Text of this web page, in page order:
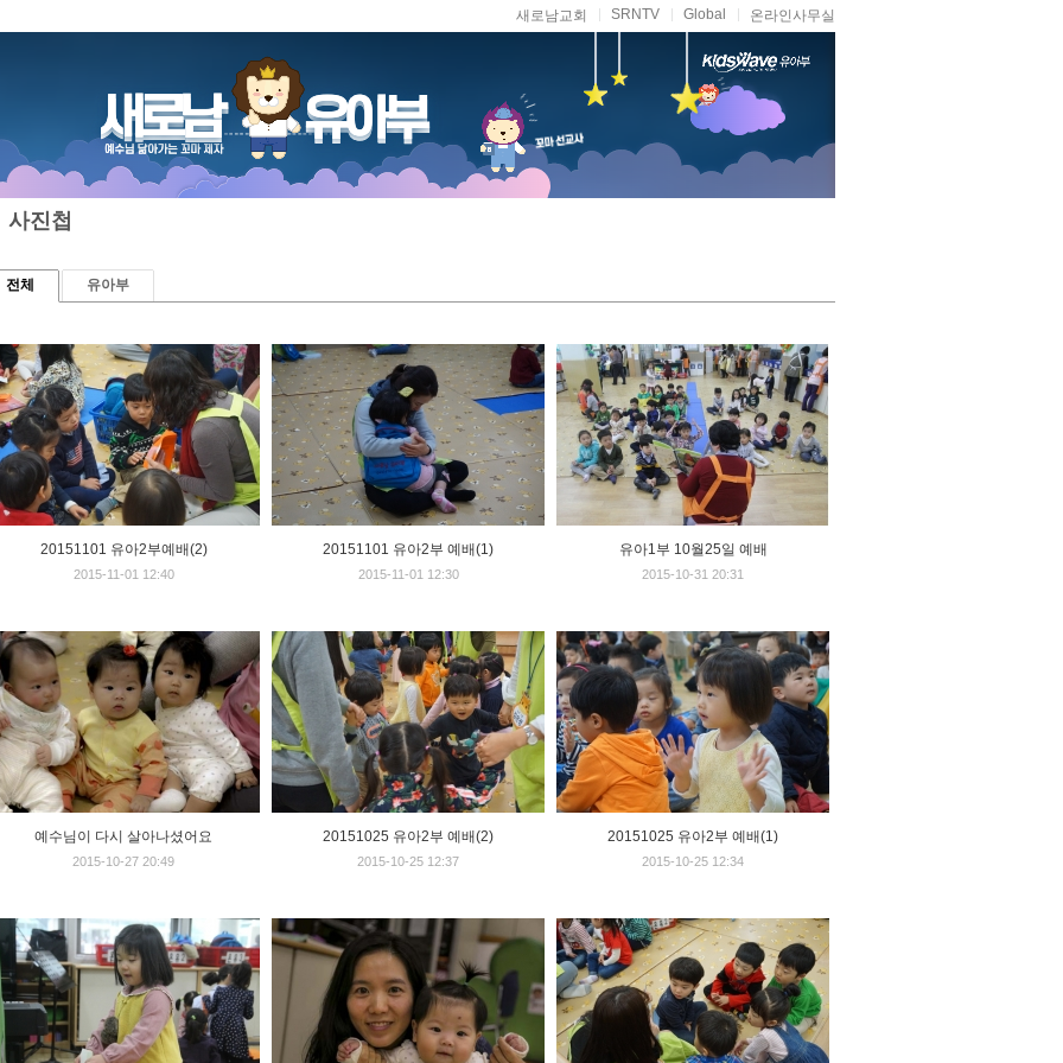
새로남교회 SRNTV Global 온라인사무실
사진첩
전체 유아부
20151101 유아2부예배(2)
2015-11-01 12:40
20151101 유아2부 예배(1)
2015-11-01 12:30
유아1부 10월25일 예배
2015-10-31 20:31
예수님이 다시 살아나셨어요
2015-10-27 20:49
20151025 유아2부 예배(2)
2015-10-25 12:37
20151025 유아2부 예배(1)
2015-10-25 12:34